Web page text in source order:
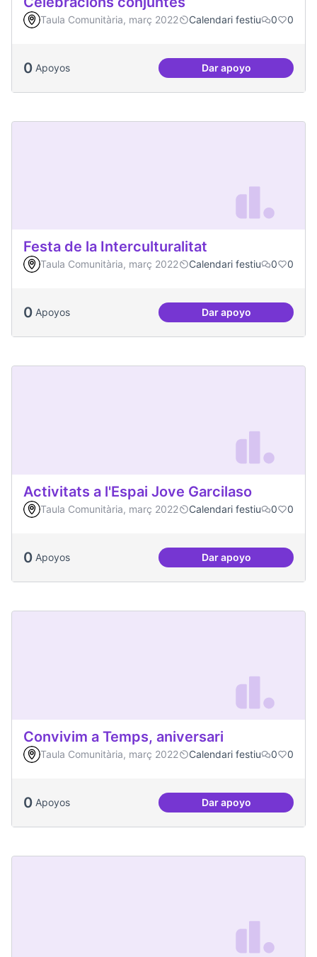
Taula Comunitària, març 2022 Calendari festiu 0 0
0 Apoyos Dar apoyoCelebracions
Festa de la Interculturalitat
Taula Comunitària, març 2022 Calendari festiu 0 0
0 Apoyos Dar apoyoFesta de la
Activitats a l'Espai Jove Garcilaso
Taula Comunitària, març 2022 Calendari festiu 0 0
0 Apoyos Dar apoyoActivitats a l'Espai
Convivim a Temps, aniversari
Taula Comunitària, març 2022 Calendari festiu 0 0
0 Apoyos Dar apoyoConvivim a